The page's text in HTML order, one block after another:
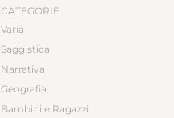
CATEGORIE
Varia
Saggistica
Narrativa
Geografia
Bambini e Ragazzi